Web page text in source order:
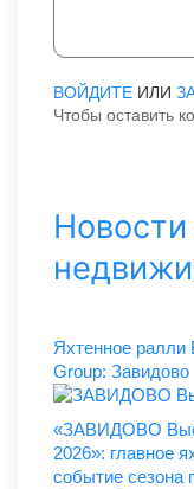
ВОЙДИТЕ ИЛИ
Чтобы оставить
Новости
Яхтенное ралли
Group: Завидово
«ЗАВИДОВО
2026»: главное
событие сезона